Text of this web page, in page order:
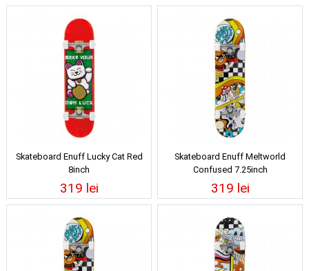
Skateboard Enuff Lucky Cat Red
8inch
319 lei
Skateboard Enuff Meltworld
Confused 7.25inch
319 lei